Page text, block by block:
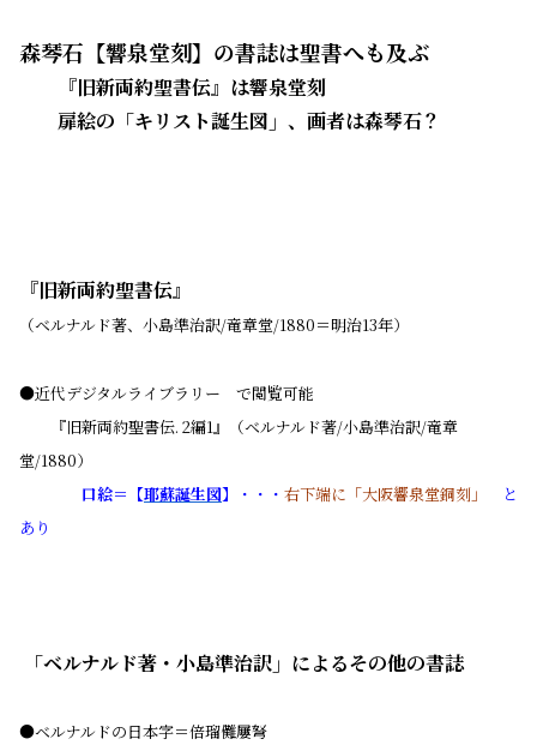
森琴石【響泉堂刻】の書誌は聖書へも及ぶ
『旧新両約聖書伝』は響泉堂刻
扉絵の「キリスト誕生図」、画者は森琴石？
『旧新両約聖書伝』
（ベルナルド著、小島準治訳/竜章堂/1880＝明治13年）
●近代デジタルライブラリー で閲覧可能
『旧新両約聖書伝. 2編1』（ベルナルド著/小島準治訳/竜章
堂/1880）
口絵＝【耶蘇誕生図】 ・・・ 右下端に「大阪響泉堂銅刻」
と
あり
「ベルナルド著・小島準治訳」によるその他の書誌
●ベルナルドの日本字＝倍瑠儺屢弩